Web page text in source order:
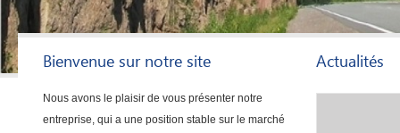
Bienvenue sur notre site
Nous avons le plaisir de vous présenter notre
entreprise, qui a une position stable sur le marché
Actualités